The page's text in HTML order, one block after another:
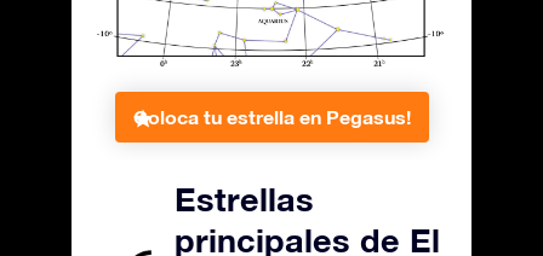
Coloca tu estrella en Pegasus!
Estrellas
principales de El